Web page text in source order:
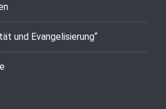
und Evangelisierung“